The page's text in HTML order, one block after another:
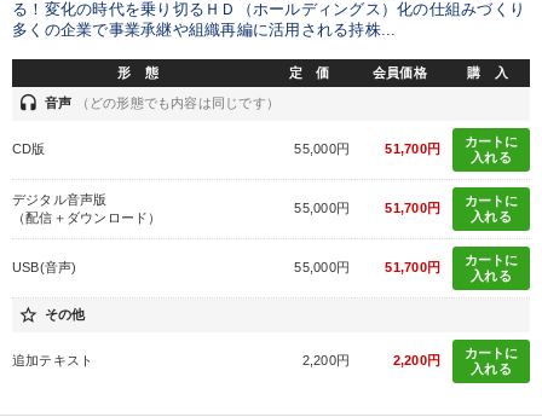
る！変化の時代を乗り切るＨＤ（ホールディングス）化の仕組みづくり
多くの企業で事業承継や組織再編に活用される持株...
形 態 定 価 会員価格 購 入
headset 音声 （どの形態でも内容は同じです）
CD版 55,000円 51,700円
カートに
入れる
デジタル音声版
（配信＋ダウンロード）
55,000円 51,700円
カートに
入れる
USB(音声) 55,000円 51,700円
カートに
入れる
star_border その他
追加テキスト 2,200円 2,200円
カートに
入れる